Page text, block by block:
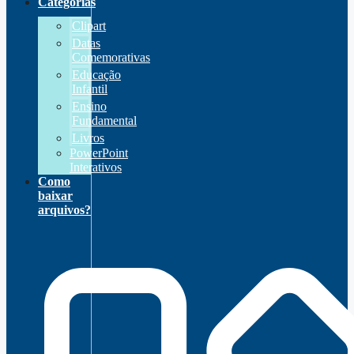
Clipart
Datas
Comemorativas
Educação
Infantil
Ensino
Fundamental
Livros
PowerPoint
Interativos
Como
baixar
arquivos?